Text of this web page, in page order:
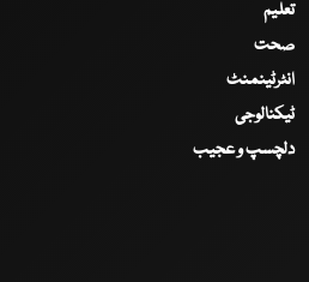
تعلیم
صحت
انٹرٹینمنٹ
ٹیکنالوجی
دلچسپ و عجیب